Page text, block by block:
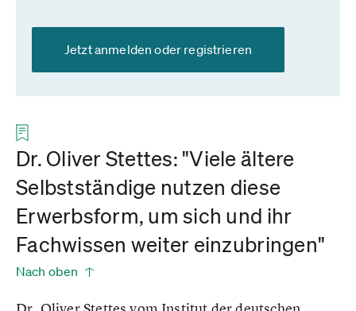
Jetzt anmelden oder registrieren
Dr. Oliver Stettes: "Viele ältere
Selbstständige nutzen diese
Erwerbsform, um sich und ihr
Fachwissen weiter einzubringen"
Nach oben